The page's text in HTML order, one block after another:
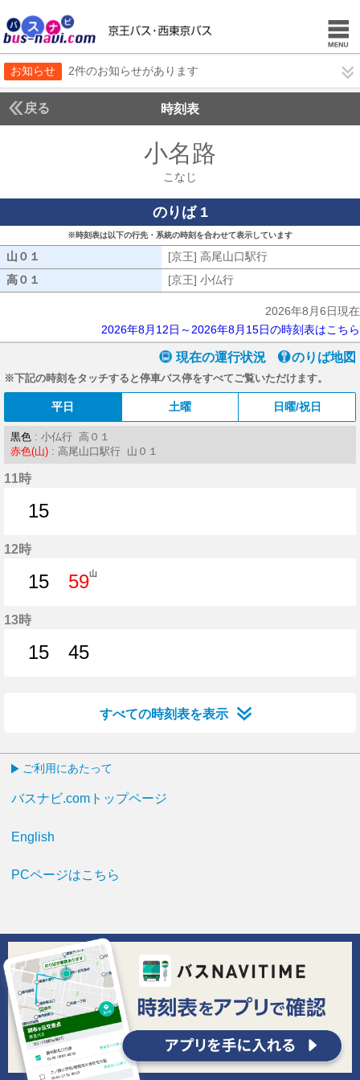
お知らせ 2件のお知らせがあります
戻る 時刻表
小名路
こなじ
のりば 1
※時刻表は以下の行先・系統の時刻を合わせて表示しています
山０１ [京王] 高尾山口駅行
高０１
[京王] 小仏行
2026年8月6日現在
2026年8月12日～2026年8月15日の時刻表はこちら
現在の運行状況 のりば地図
※下記の時刻をタッチすると停車バス停をすべてご覧いただけます。
平日 土曜 日曜/祝日
黒色 : 小仏行 高０１
赤色(山) : 高尾山口駅行 山０１
11時
15
12時
15
59山
13時
15
45
すべての時刻表を表示
ご利用にあたって
バスナビ.comトップページ
English
PCページはこちら